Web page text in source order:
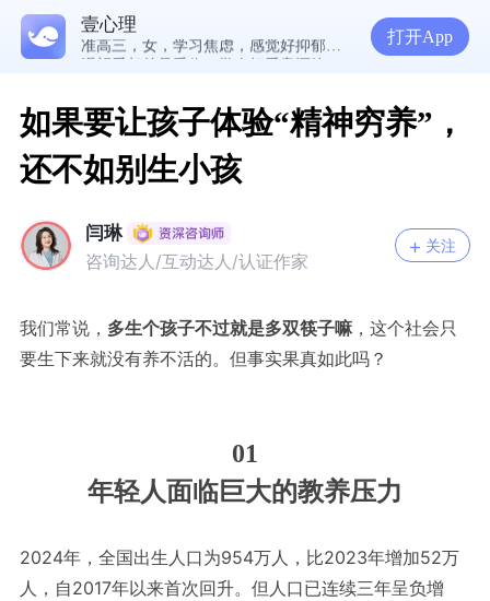
壹心理
渴望爱却总是受伤，学会把爱意还给自己
打开App
如果要让孩子体验“精神穷养”，
还不如别生小孩
闫琳
咨询达人/互动达人/认证作家
关注
我们常说， 多生个孩子不过就是多双筷子嘛，这个社会只
要生下来就没有养不活的。但事实果真如此吗？
01
年轻人面临巨大的教养压力
2024年，全国出生人口为954万人，比2023年增加52万
人，自2017年以来首次回升。但人口已连续三年呈负增